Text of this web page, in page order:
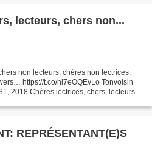
lecteurs, chers non...
non lecteurs, chères non lectrices,
https://t.co/nl7eOQEvLo Tonvoisin
2018 Chères lectrices, chers, lecteurs,